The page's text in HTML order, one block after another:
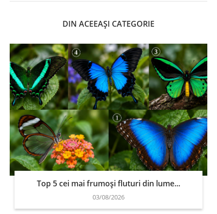
DIN ACEEAȘI CATEGORIE
Top 5 cei mai frumoși fluturi din lume...
03/08/2026